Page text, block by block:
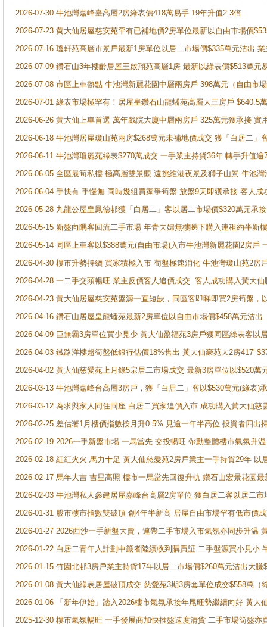
2026-07-30 牛池灣嘉峰臺高層2房綠表價418萬易手 19年升值2.3倍
2026-07-23 黄大仙居屋慈安苑罕有已補地價2房單位最新以自由市場價
2026-07-16 瓊軒苑高層市景戶最新1房單位以居二市場價$335萬元沽出
2026-07-09 鑽石山3年樓齡居屋王啟翔苑高層1房 最新以綠表價$513萬元
2026-07-08 市區上車熱點 牛池灣新麗花園中層兩房戶 398萬元（自由市
2026-07-01 綠表市場極罕有！居屋皇鑽石山龍蟠苑高層大三房戶
2026-06-26 黃大仙上車首選 萬年戲院大廈中層兩房戶 325萬元獲承接 實
2026-06-18 牛池灣居屋瓊山苑兩房$268萬元未補地價成交 獲「白居二」
2026-06-11 牛池灣瓊麗苑綠表$270萬成交 一手業主持貨36年 轉手升值逾
2026-06-05 全區最筍私樓 極高層雙景觀 遠挑維港夜景及獅子山景 牛池
2026-06-04 手快有 手慢無 同時幾組買家爭筍盤 放盤9天即獲承接 客人
2026-05-28 九龍公屋皇鳳德邨獲「白居二」客以居二市場價$320萬元承接
2026-05-15 新盤向隅客回流二手市場 年青夫婦無樓睇下購入連租約半新
2026-05-14 同區上車客以$388萬元(自由市場)入市牛池灣新麗花園2房戶
2026-04-30 樓市升勢持續 買家積極入市 荀盤極速消化 牛池灣瓊山苑2房
2026-04-28 一二手交頭暢旺 業主反價客人追價成交 客人成功購入黃大
2026-04-23 黃大仙居屋慈安苑盤源一直短缺，同區客即睇即買2房筍盤，
2026-04-16 鑽石山居屋皇龍蟠苑最新2房單位以自由市場價$458萬元沽出
2026-04-09 巨無霸3房單位買少見少 黃大仙盈福苑3房戶獲同區綠表客以
2026-04-03 鐵路洋樓超筍盤低銀行估價18%售出 黃大仙豪苑大2房417'
2026-04-02 黃大仙慈愛苑上月錄5宗居二市場成交 最新3房單位以$520萬
2026-03-13 牛池灣嘉峰台高層3房戶，獲「白居二」客以$530萬元(綠表)
2026-03-12 為求與家人同住同座 白居二買家追價入市 成功購入黃大仙
2026-02-25 差估署1月樓價指數按月升0.5% 見逾一年半高位 投資者四
2026-02-19 2026一手新盤市場 一馬當先 交投暢旺 帶動整體樓市氣氛升
2026-02-18 紅紅火火 馬力十足 黃大仙慈愛苑2房戶業主一手持貨29年 以
2026-02-17 馬年大吉 吉星高照 樓市一馬當先回復升軌 鑽石山宏景花園
2026-02-03 牛池灣私人參建居屋嘉峰台高層2房單位 獲白居二客以居二市
2026-01-31 股市樓市指數雙破頂 創4年半新高 居屋自由市場罕有低市價
2026-01-27 2026西沙一手新盤大賣，連帶二手市場入市氣氛亦同步升温
2026-01-22 白居二青年人計劃中籤者陸續收到購買証 二手盤源買小見小
2026-01-15 竹園北邨3房戶業主持貨17年以居二市場價$260萬元沽出大賺
2026-01-08 黃大仙綠表居屋破頂成交 慈愛苑3期3房套單位成交$558萬（
2026-01-06 「新年伊始」踏入2026樓市氣氛承接年尾旺勢繼續向好 黃
2025-12-30 樓市氣氛暢旺 一手發展商加快推盤速度清貨 二手市場筍盤